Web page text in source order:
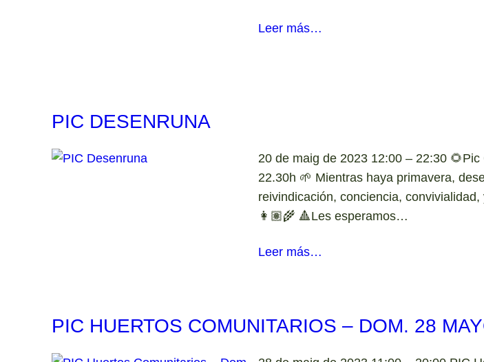
Leer más…
PIC DESENRUNA
20 de maig de 2023 12:00 – 22:30
22.30h 🌱 Mientras haya primavera,
reivindicación, conciencia,
👩🏽‍🌾 🔺Les esperamos…
Leer más…
PIC HUERTOS COMUNITARIOS – DOM. 28